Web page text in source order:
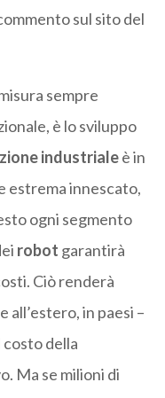
sul sito del
sempre
è lo sviluppo
industrialeè in
estrema innescato,
ogni segmento
robot garantirà
Ciò renderà
in paesi –
costo della
Ma se milioni di